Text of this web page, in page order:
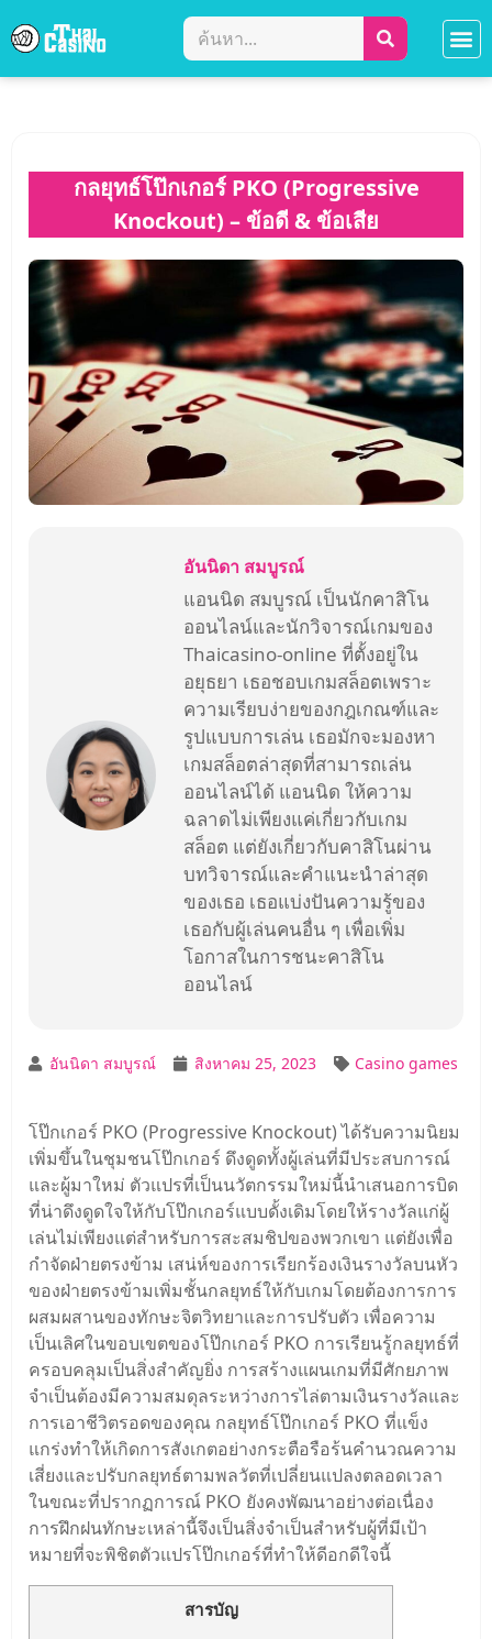
อันนิดา สมบูรณ์ สิงหาคม 25, 2023 Casino games
โป๊กเกอร์ PKO (Progressive Knockout) ได้รับความนิยม
เพิ่มขึ้นในชุมชนโป๊กเกอร์ ดึงดูดทั้งผู้เล่นที่มีประสบการณ์
และผู้มาใหม่ ตัวแปรที่เป็นนวัตกรรมใหม่นี้นําเสนอการบิด
ที่น่าดึงดูดใจให้กับโป๊กเกอร์แบบดั้งเดิมโดยให้รางวัลแก่ผู้
เล่นไม่เพียงแต่สําหรับการสะสมชิปของพวกเขา แต่ยังเพื่อ
กําจัดฝ่ายตรงข้าม เสน่ห์ของการเรียกร้องเงินรางวัลบนหัว
ของฝ่ายตรงข้ามเพิ่มชั้นกลยุทธ์ให้กับเกมโดยต้องการการ
ผสมผสานของทักษะจิตวิทยาและการปรับตัว เพื่อความ
เป็นเลิศในขอบเขตของโป๊กเกอร์ PKO การเรียนรู้กลยุทธ์ที่
ครอบคลุมเป็นสิ่งสําคัญยิ่ง การสร้างแผนเกมที่มีศักยภาพ
จําเป็นต้องมีความสมดุลระหว่างการไล่ตามเงินรางวัลและ
การเอาชีวิตรอดของคุณ กลยุทธ์โป๊กเกอร์ PKO ที่แข็ง
แกร่งทําให้เกิดการสังเกตอย่างกระตือรือร้นคํานวณความ
เสี่ยงและปรับกลยุทธ์ตามพลวัตที่เปลี่ยนแปลงตลอดเวลา
ในขณะที่ปรากฏการณ์ PKO ยังคงพัฒนาอย่างต่อเนื่อง
การฝึกฝนทักษะเหล่านี้จึงเป็นสิ่งจําเป็นสําหรับผู้ที่มีเป้า
หมายที่จะพิชิตตัวแปรโป๊กเกอร์ที่ทําให้ดีอกดีใจนี้
สารบัญ
อันนิดา สมบูรณ์
แอนนิด สมบูรณ์ เป็นนักคาสิโน
ออนไลน์และนักวิจารณ์เกมของ
Thaicasino-online ที่ตั้งอยู่ใน
อยุธยา เธอชอบเกมสล็อตเพราะ
ความเรียบง่ายของกฎเกณฑ์และ
รูปแบบการเล่น เธอมักจะมองหา
เกมสล็อตล่าสุดที่สามารถเล่น
ออนไลน์ได้ แอนนิด ให้ความ
ฉลาดไม่เพียงแค่เกี่ยวกับเกม
สล็อต แต่ยังเกี่ยวกับคาสิโนผ่าน
บทวิจารณ์และคำแนะนำล่าสุด
ของเธอ เธอแบ่งปันความรู้ของ
เธอกับผู้เล่นคนอื่น ๆ เพื่อเพิ่ม
โอกาสในการชนะคาสิโน
ออนไลน์
กลยุทธ์โป๊กเกอร์ PKO (Progressive
Knockout) – ข้อดี & ข้อเสีย